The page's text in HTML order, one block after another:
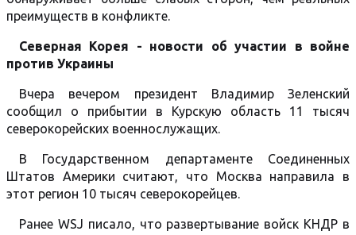
преимуществ в конфликте.
Северная Корея - новости об участии в войне
против Украины
Вчера вечером президент Владимир Зеленский
сообщил о прибытии в Курскую область 11 тысяч
северокорейских военнослужащих.
В Государственном департаменте Соединенных
Штатов Америки считают, что Москва направила в
этот регион 10 тысяч северокорейцев.
Ранее WSJ писало, что развертывание войск КНДР в